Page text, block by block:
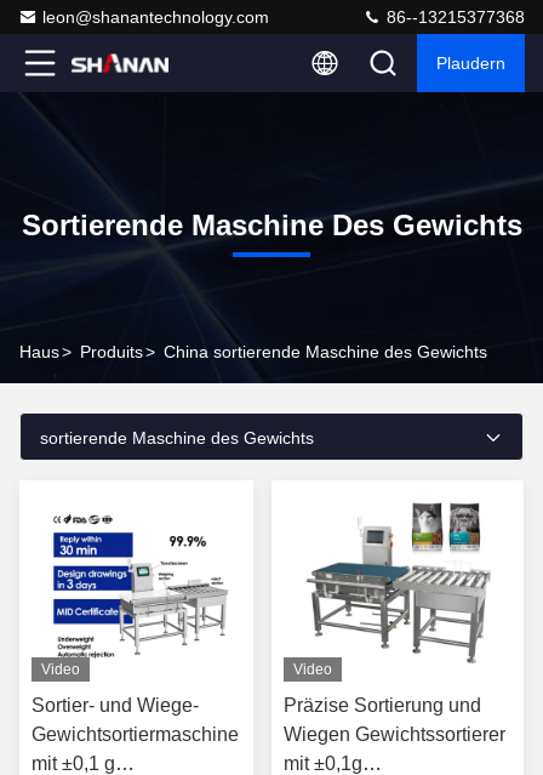
leon@shanantechnology.com 86--13215377368
Plaudern
Sortierende Maschine Des Gewichts
Haus> Produits> China sortierende Maschine des Gewichts
sortierende Maschine des Gewichts
Video
Sortier- und Wiege-
Gewichtsortiermaschine
mit ±0,1 g
Video
Präzise Sortierung und
Wiegen Gewichtssortierer
mit ±0,1g